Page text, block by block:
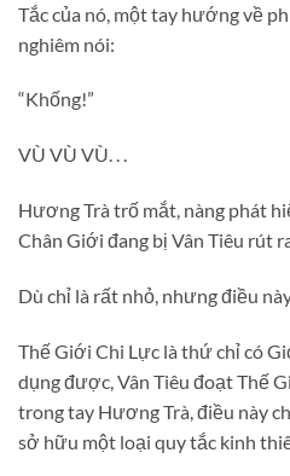
Tắc của nó, một tay hướng về
nghiêm nói:
“Khống!”
VÙ VÙ VÙ. . .
Hương Trà trố mắt, nàng phát
Chân Giới đang bị Vân Tiêu rút
Dù chỉ là rất nhỏ, nhưng điều
Thế Giới Chi Lực là thứ chỉ có
dụng được, Vân Tiêu đoạt Thế
trong tay Hương Trà, điều này
sở hữu một loại quy tắc kinh